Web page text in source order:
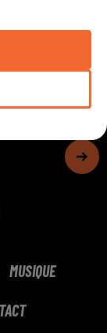
12 min 21 sec
MUSIQUE